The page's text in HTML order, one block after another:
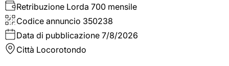
Retribuzione Lorda 700 mensile
Codice annuncio 350238
Data di pubblicazione 7/8/2026
Città Locorotondo